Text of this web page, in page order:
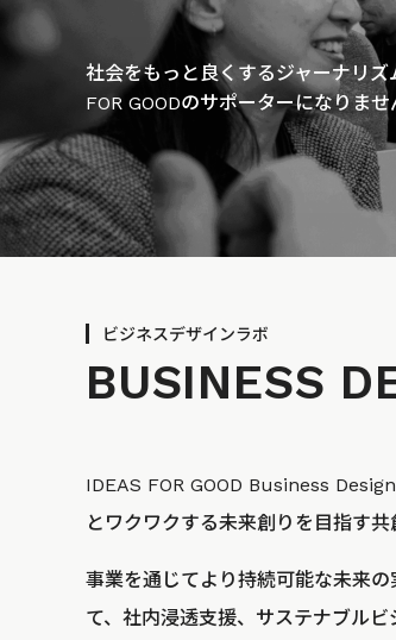
社会をもっと良くするジャーナリ
FOR GOODのサポーターになりませ
ビジネスデザインラボ
BUSINESS
IDEAS FOR GOOD Business
とワクワクする未来創りを目指す共
事業を通じてより持続可能な未来
て、社内浸透支援、サステナブル